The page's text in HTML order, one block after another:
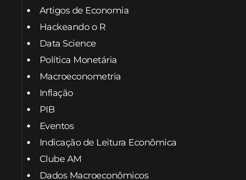
Artigos de Economia
Hackeando o R
Data Science
Política Monetária
Macroeconometria
Inflação
PIB
Eventos
Indicação de Leitura Econômica
Clube AM
Dados Macroeconômicos